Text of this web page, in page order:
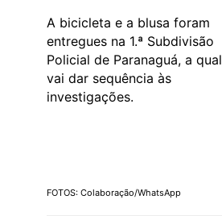
A bicicleta e a blusa foram
entregues na 1.ª Subdivisão
Policial de Paranaguá, a qual
vai dar sequência às
investigações.
FOTOS: Colaboração/WhatsApp